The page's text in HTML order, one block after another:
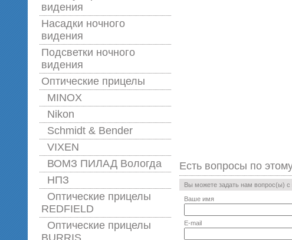
видения
Насадки ночного
видения
Подсветки ночного
видения
Оптические прицелы
MINOX
Nikon
Schmidt & Bender
VIXEN
ВОМЗ ПИЛАД Вологда
НПЗ
Оптические прицелы
REDFIELD
Оптические прицелы
BURRIS
Есть вопросы по
Вы можете задать нам вопрос(ы)
Ваше имя
E-mail